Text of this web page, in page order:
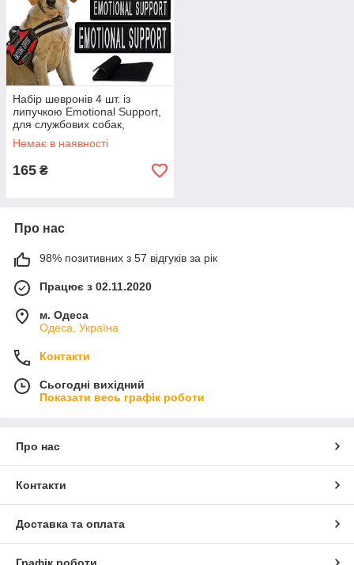
Набір шевронів 4 шт. із
липучкою Emotional Support,
для службових собак,
кінологів, кінологічна служба,
Немає в наявності
165 ₴
Про нас
98% позитивних з 57 відгуків за рік
Працює з 02.11.2020
м. Одеса
Одеса, Україна
Контакти
Сьогодні вихідний
Показати весь графік роботи
Про нас
Контакти
Доставка та оплата